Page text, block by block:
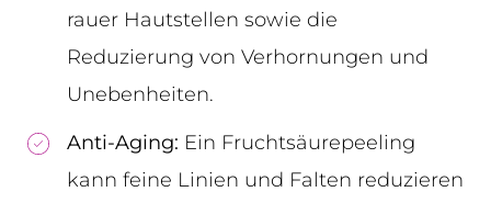
rauer Hautstellen sowie die
Reduzierung von Verhornungen und
Unebenheiten.
Anti-Aging: Ein Fruchtsäurepeeling
kann feine Linien und Falten reduzieren